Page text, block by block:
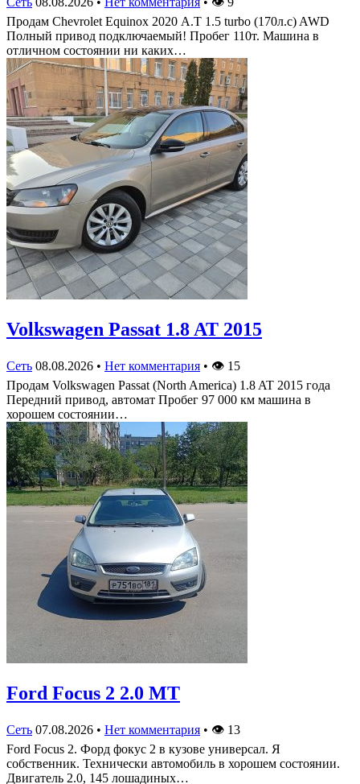
Продам Chevrolet Equinox 2020 А.Т 1.5 turbo (170л.с) AWD
Полный привод подключаемый! Пробег 110т. Машина в
отличном состоянии ни каких…
Volkswagen Passat 1.8 AT 2015
Сеть 08.08.2026 • Нет комментария • 👁 15
Продам Volkswagen Passat (North America) 1.8 AT 2015 года
Передний привод, автомат Пробег 97 000 км машина в
хорошем состоянии…
Ford Focus 2 2.0 MT
Сеть 07.08.2026 • Нет комментария • 👁 13
Ford Focus 2. Форд фокус 2 в кузове универсал. Я
собственник. Технически автомобиль в хорошем состоянии.
Двигатель 2.0, 145 лошадиных…